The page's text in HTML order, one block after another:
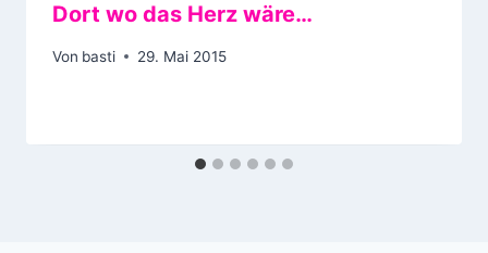
Dort wo das Herz wäre…
Von basti 29. Mai 2015